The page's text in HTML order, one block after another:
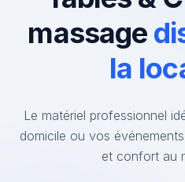
massage
la
Le matériel professionnel
domicile ou vos
et confort au